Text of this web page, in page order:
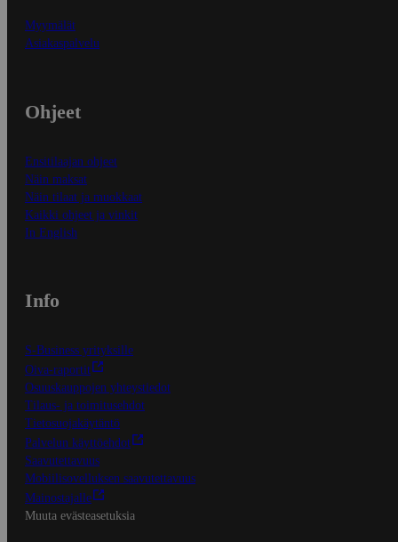
Myymälät
Asiakaspalvelu
Ohjeet
Ensitilaajan ohjeet
Näin maksat
Näin tilaat ja muokkaat
Kaikki ohjeet ja vinkit
In English
Info
S-Business yrityksille
Oiva-raportit
Osuuskauppojen yhteystiedot
Tilaus- ja toimitusehdot
Tietosuojakäytäntö
Palvelun käyttöehdot
Saavutettavuus
Mobiilisovelluksen saavutettavuus
Mainostajalle
Muuta evästeasetuksia